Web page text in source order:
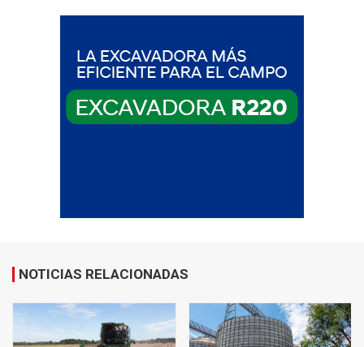
NOTICIAS RELACIONADAS